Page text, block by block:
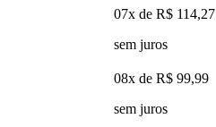
07x de R$ 114,27
sem juros
08x de R$ 99,99
sem juros